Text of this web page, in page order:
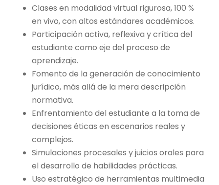
Clases en modalidad virtual rigurosa, 100 %
en vivo, con altos estándares académicos.
Participación activa, reflexiva y crítica del
estudiante como eje del proceso de
aprendizaje.
Fomento de la generación de conocimiento
jurídico, más allá de la mera descripción
normativa.
Enfrentamiento del estudiante a la toma de
decisiones éticas en escenarios reales y
complejos.
Simulaciones procesales y juicios orales para
el desarrollo de habilidades prácticas.
Uso estratégico de herramientas multimedia